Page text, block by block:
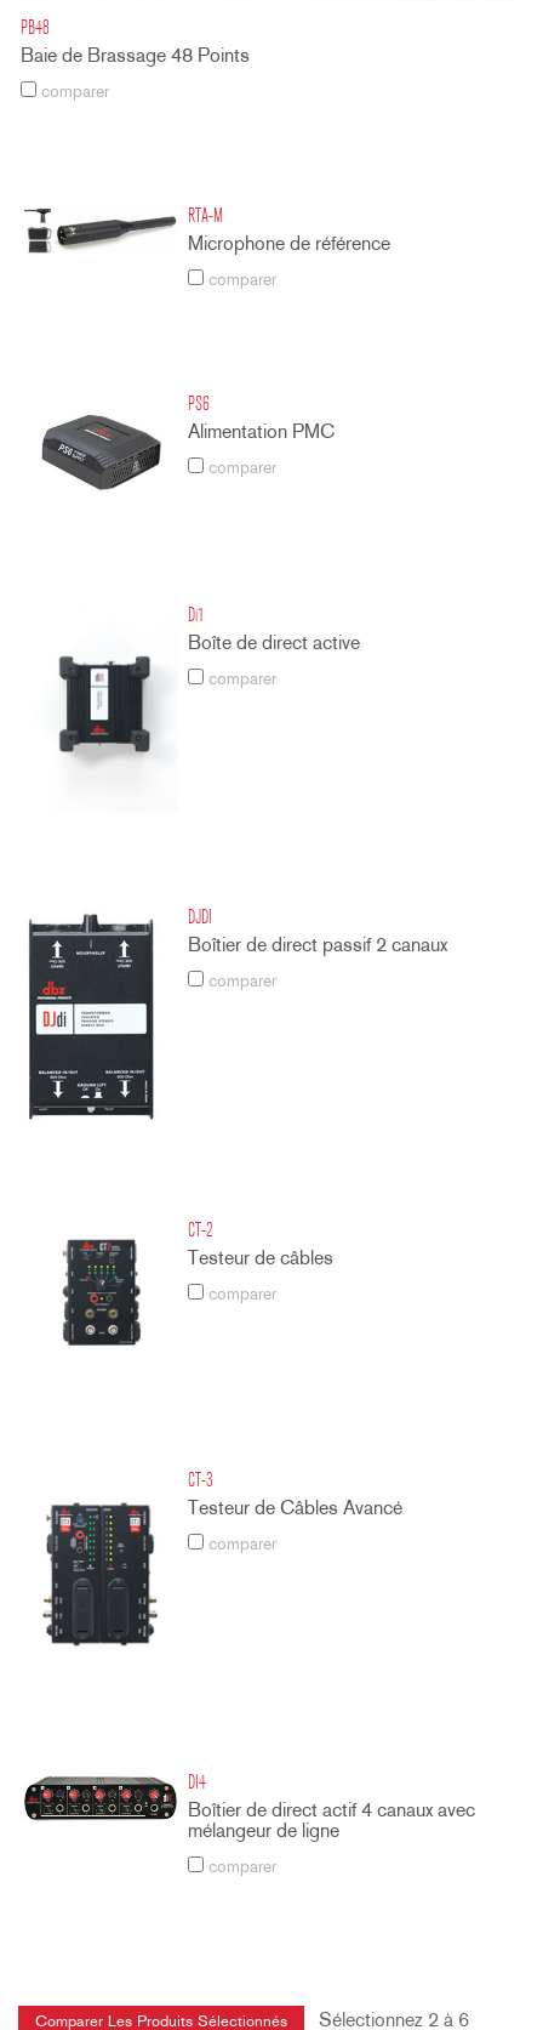
PB48
Baie de Brassage 48 Points
comparer
RTA-M
Microphone de référence
comparer
PS6
Alimentation PMC
comparer
Di1
Boîte de direct active
comparer
DJDI
Boîtier de direct passif 2 canaux
comparer
CT-2
Testeur de câbles
comparer
CT-3
Testeur de Câbles Avancé
comparer
DI4
Boîtier de direct actif 4 canaux avec
mélangeur de ligne
comparer
Sélectionnez 2 à 6